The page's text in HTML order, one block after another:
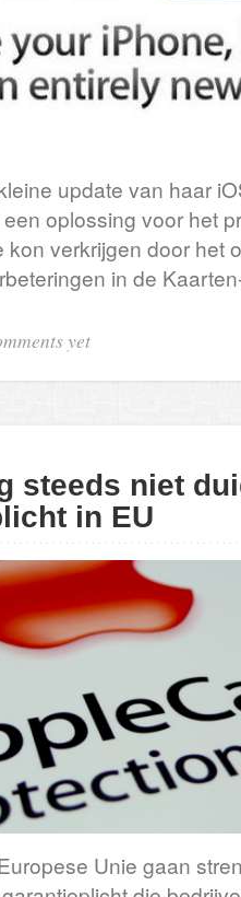
update van haar
oplossing voor het
verkrijgen door het
in de
yet
steeds niet
in EU
Unie gaan